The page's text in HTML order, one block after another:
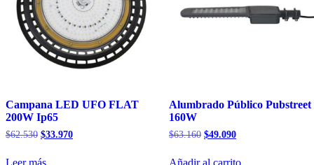
Campana LED UFO FLAT
200W Ip65
$62.530 El
original
$33.970El
Alumbrado Público Pubstreet
160W
$63.160 El
original
$49.090El